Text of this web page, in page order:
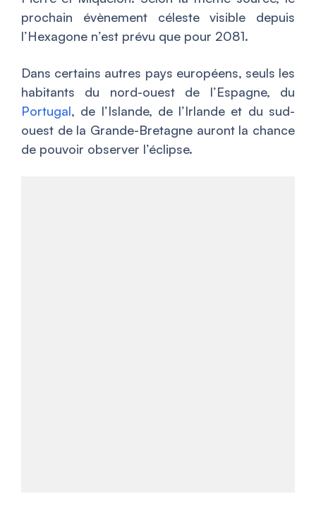
prochain évènement céleste visible depuis
l’Hexagone n’est prévu que pour 2081.
Dans certains autres pays européens, seuls les
habitants du nord-ouest de l’Espagne, du
Portugal, de l’Islande, de l’Irlande et du sud-
ouest de la Grande-Bretagne auront la chance
de pouvoir observer l’éclipse.